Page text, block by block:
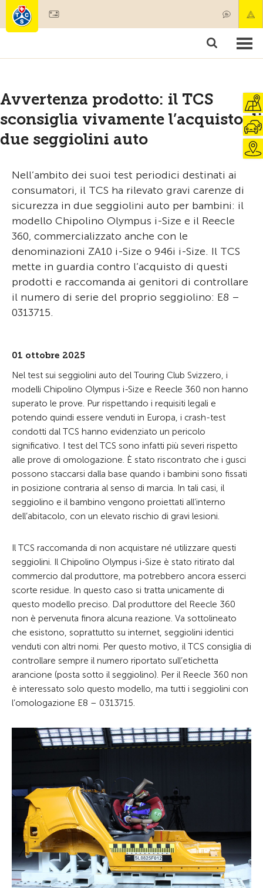
Societariato & prestazioni
Avvertenza prodotto: il TCS
sconsiglia vivamente l’acquisto di
due seggiolini auto
Nell’ambito dei suoi test periodici destinati ai
consumatori, il TCS ha rilevato gravi carenze di
sicurezza in due seggiolini auto per bambini: il
modello Chipolino Olympus i-Size e il Reecle
360, commercializzato anche con le
denominazioni ZA10 i-Size o 946i i-Size. Il TCS
mette in guardia contro l’acquisto di questi
prodotti e raccomanda ai genitori di controllare
il numero di serie del proprio seggiolino: E8 –
0313715.
01 ottobre 2025
Nel test sui seggiolini auto del Touring Club Svizzero, i
modelli Chipolino Olympus i-Size e Reecle 360 non hanno
superato le prove. Pur rispettando i requisiti legali e
potendo quindi essere venduti in Europa, i crash-test
condotti dal TCS hanno evidenziato un pericolo
significativo. I test del TCS sono infatti più severi rispetto
alle prove di omologazione. È stato riscontrato che i gusci
possono staccarsi dalla base quando i bambini sono fissati
in posizione contraria al senso di marcia. In tali casi, il
seggiolino e il bambino vengono proiettati all’interno
dell’abitacolo, con un elevato rischio di gravi lesioni.
Il TCS raccomanda di non acquistare né utilizzare questi
seggiolini. Il Chipolino Olympus i-Size è stato ritirato dal
commercio dal produttore, ma potrebbero ancora esserci
scorte residue. In questo caso si tratta unicamente di
questo modello preciso. Dal produttore del Reecle 360
non è pervenuta finora alcuna reazione. Va sottolineato
che esistono, soprattutto su internet, seggiolini identici
venduti con altri nomi. Per questo motivo, il TCS consiglia di
controllare sempre il numero riportato sull’etichetta
arancione (posta sotto il seggiolino). Per il Reecle 360 non
è interessato solo questo modello, ma tutti i seggiolini con
l’omologazione E8 – 0313715.